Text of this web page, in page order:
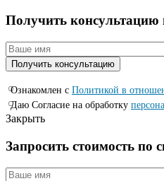
Получить консультацию
Ознакомлен с Политикой в
Даю Согласие на обработку
Закрыть
Запросить стоимость по